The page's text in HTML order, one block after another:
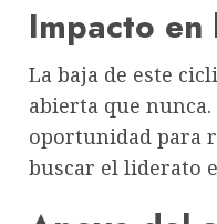
Impacto en
La baja de este
abierta que
oportunidad para
buscar el liderato